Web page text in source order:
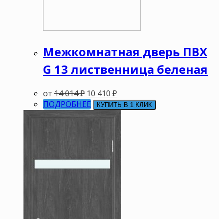
Межкомнатная дверь ПВХ
G 13 лиственница беленая
от 14 014₽ 10 410 ₽
ПОДРОБНЕЕ
КУПИТЬ В 1 КЛИК